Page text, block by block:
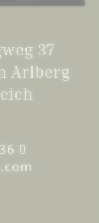
37
Arlberg
0
com